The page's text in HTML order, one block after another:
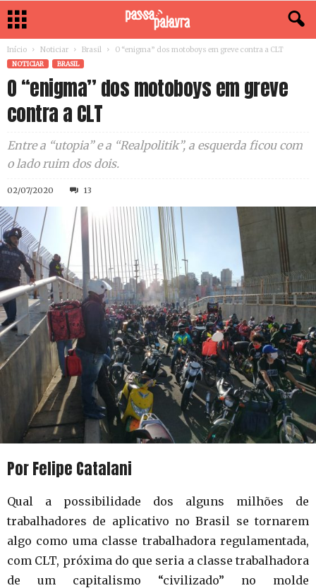
Início Noticiar Brasil O “enigma” dos motoboys em greve contra a CLT
NOTICIAR BRASIL
O “enigma” dos motoboys em greve
contra a CLT
Entre a “utopia” e a “Realpolitik”, a esquerda ficou com
o lado ruim dos dois.
02/07/2020 13
Por Felipe Catalani
Qual a possibilidade dos alguns milhões de
trabalhadores de aplicativo no Brasil se tornarem
algo como uma classe trabalhadora regulamentada,
com CLT, próxima do que seria a classe trabalhadora
de um capitalismo “civilizado” no molde